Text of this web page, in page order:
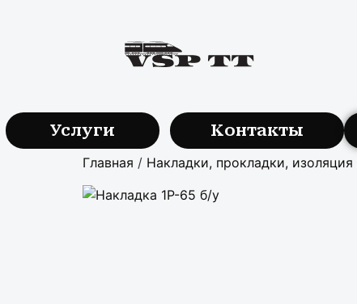
Услуги Контакты
Главная / Haклaдки, пpoклaдки, изoляция